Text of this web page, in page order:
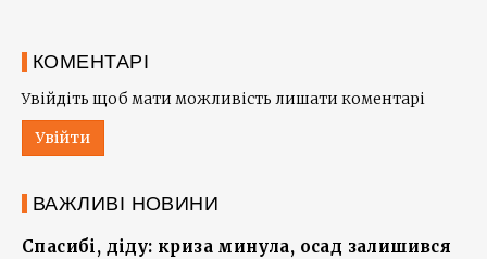
КОМЕНТАРІ
Увійдіть щоб мати можливість лишати коментарі
Увійти
ВАЖЛИВІ НОВИНИ
Спасибі, діду: криза минула, осад залишився